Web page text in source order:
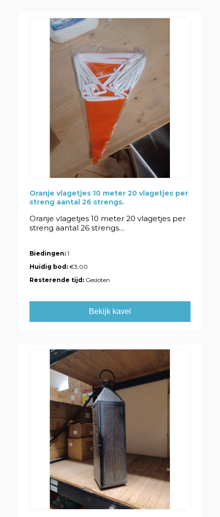
Oranje vlagetjes 10 meter 20 vlagetjes per
streng aantal 26 strengs.
Oranje vlagetjes 10 meter 20 vlagetjes per
streng aantal 26 strengs....
Biedingen: 1
Huidig bod:€3,00
Resterende tijd: Gesloten
Bekijk kavel